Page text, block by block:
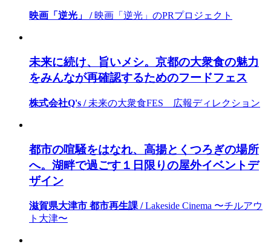
映画「逆光」 / 映画「逆光」のPRプロジェクト
未来に続け、旨いメシ。京都の大衆食の魅力
をみんなが再確認するためのフードフェス
株式会社Q's / 未来の大衆食FES 広報ディレクション
都市の喧騒をはなれ、高揚とくつろぎの場所
へ。湖畔で過ごす１日限りの屋外イベントデ
ザイン
滋賀県大津市 都市再生課 /Lakeside Cinema 〜チルアウ
ト大津〜